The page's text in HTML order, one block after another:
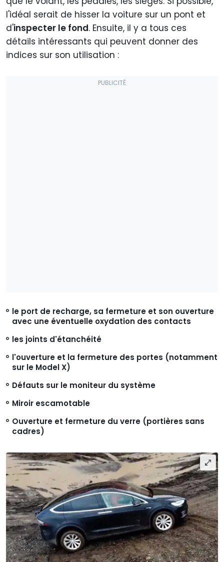
l'idéal serait de hisser la voiture sur un pont et
d'inspecter le fond. Ensuite, il y a tous ces
détails intéressants qui peuvent donner des
indices sur son utilisation :
le port de recharge, sa fermeture et son ouverture
avec une éventuelle oxydation des contacts
les joints d'étanchéité
l'ouverture et la fermeture des portes (notamment
sur le Model X)
Défauts sur le moniteur du système
Miroir escamotable
Ouverture et fermeture du verre (portières sans
cadres)